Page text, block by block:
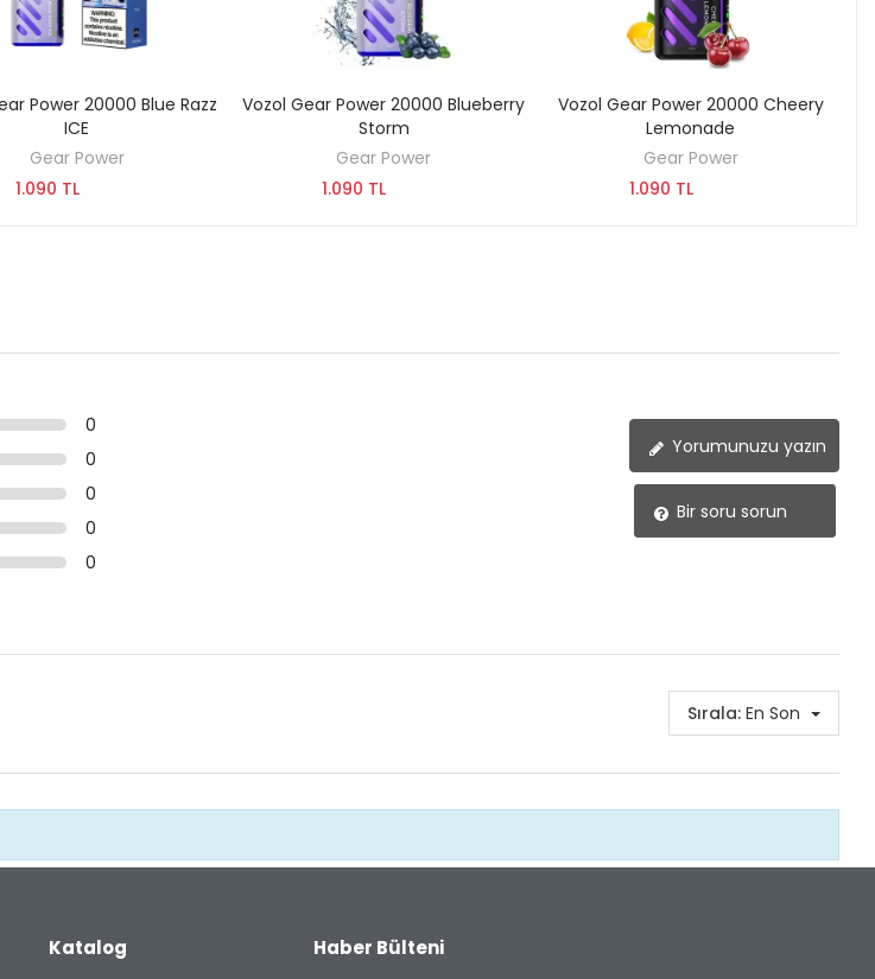
KEŞFET
Power 20000 Blue Razz
ICE
Gear Power
1.090 TL
KEŞFET
Vozol Gear Power 20000 Blueberry
Storm
Gear Power
1.090 TL
KEŞFET
Vozol Gear Power 20000 Cheery
Lemonade
Gear Power
1.090 TL
0
0
0
0
0
Yorumunuzu yazın
Bir soru sorun
Sırala: En Son
Katalog Haber Bülteni